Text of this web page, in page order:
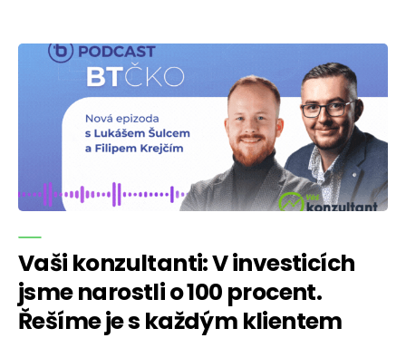
Vaši konzultanti: V investicích
jsme narostli o 100 procent.
Řešíme je s každým klientem